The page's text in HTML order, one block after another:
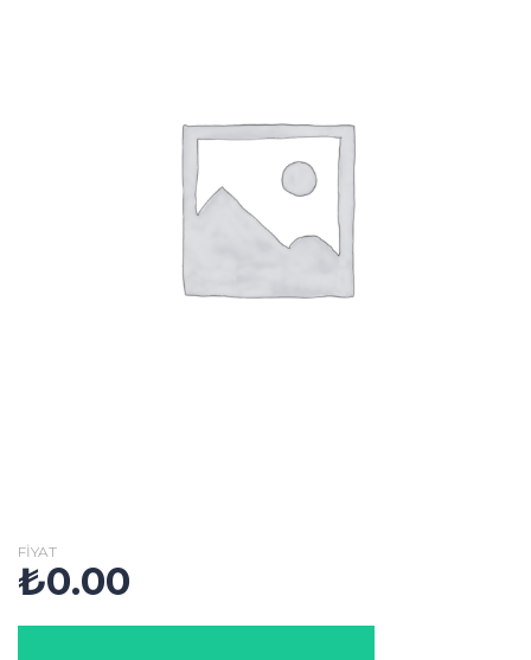
FIYAT
₺0.00